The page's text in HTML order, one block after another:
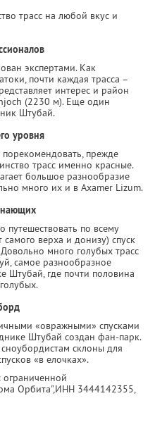
трасс на любой вкус и
экспертами. Как
почти каждая трасса –
интерес и район
(2230 м). Еще один
Штубай.
уровня
прежде
трасс именно красные.
большое разнообразие
много их и в Axamer Lizum.
по всему
верха и донизу) спуск
много голубых трасс
самое разнообразное
Штубай, где почти половина
«овражными» спусками
Штубай создан фан-парк.
склоны для
«в елочках».
ограниченной
Орбита",ИНН 3444142355,